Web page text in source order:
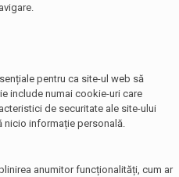
pentru ca site-ul web să
include numai cookie-uri care
de securitate ale site-ului
nicio informație personală.
anumitor funcționalități, cum ar